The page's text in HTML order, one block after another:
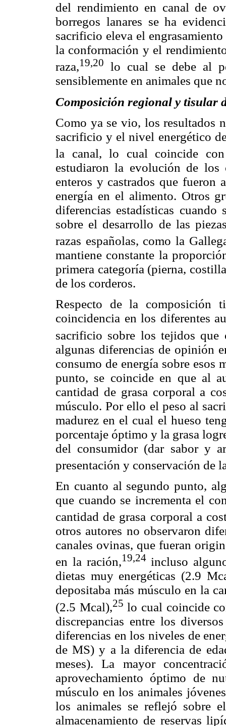
del rendimiento en canal de
borregos lanares se ha
sacrificio eleva el
la conformación y el
raza,19,20
lo cual se debe al
sensiblemente en animales que
Composición regional y tisular
Como ya se vio, los resultados
sacrificio y el nivel energético
la canal, lo cual coincide
estudiaron la evolución de los
enteros y castrados que fueron
energía en el alimento. Otros
diferencias estadísticas
sobre el desarrollo de las
razas españolas, como la
mantiene constante la
primera categoría (pierna,
de los corderos.
Respecto de la composición
coincidencia en los diferentes
sacrificio sobre los tejidos que
algunas diferencias de opinión
consumo de energía sobre esos
punto, se coincide en que al
cantidad de grasa corporal a
músculo. Por ello el peso al
madurez en el cual el hueso
porcentaje óptimo y la grasa
del consumidor (dar sabor y
presentación y conservación de
En cuanto al segundo punto,
que cuando se incrementa el
cantidad de grasa corporal a
otros autores no observaron
canales ovinas, que fueran
en la ración,19,24incluso
dietas muy energéticas (2.9
depositaba más músculo en la
(2.5 Mcal),25 lo cual coincide
discrepancias entre los
diferencias en los niveles de
de MS) y a la diferencia de
meses). La mayor
aprovechamiento óptimo de
músculo en los animales
los animales se reflejó sobre
almacenamiento de reservas